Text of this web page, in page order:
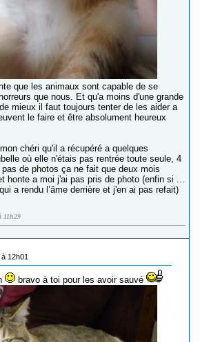
que les animaux sont capable de se
que nous. Et qu'a moins d'une grande
mieux il faut toujours tenter de les aider a
le faire et être absolument heureux
chéri qu'il a récupéré a quelques
où elle n'étais pas rentrée toute seule, 4
de photos ça ne fait que deux mois
honte a moi j'ai pas pris de photo (enfin si ...
a rendu l’âme derrière et j'en ai pas refait)
11h29
12h01
bravo à toi pour les avoir sauvé